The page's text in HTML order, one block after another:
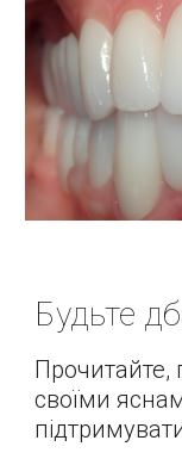
Будьте
Прочитайте,
своїми